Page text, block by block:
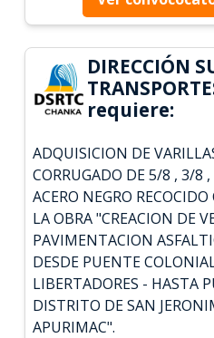
DIRECCIÓN
requiere:
ADQUISICION DE
CORRUGADO DE 5/8 , 3/8
ACERO NEGRO
LA OBRA "CREACION DE
PAVIMENTACION
DESDE PUENTE
LIBERTADORES - HASTA
DISTRITO DE SAN
APURIMAC".